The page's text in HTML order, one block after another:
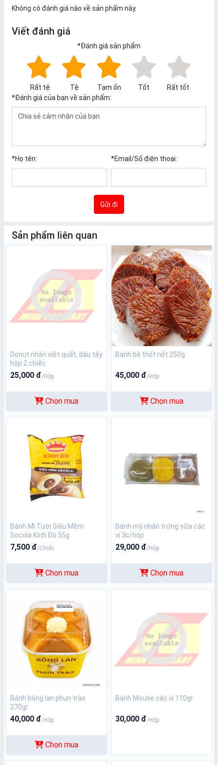
Không có đánh giá nào về sản phẩm này.
Viết đánh giá
*Đánh giá sản phẩm
Rất tệ Tệ Tạm ổn Tốt
Rất tốt
*Đánh giá của bạn về sản phẩm:
*Họ tên: *Email/Số điện thoại:
Gửi đi
Sản phẩm liên quan
Donut nhân việt quất, dâu tây
hộp 2 chiếc
25,000 đ/Hộp
Chọn mua
Bánh bò thốt nốt 250g
45,000 đ/Hộp
Chọn mua
Bánh Mì Tươi Siêu Mềm
Socola Kinh Đô 55g
7,500 đ/Chiếc
Chọn mua
Bánh mỳ nhân trứng sữa các
vị 3c/hộp
29,000 đ/Hộp
Chọn mua
Bánh bông lan phun trào
270gr
40,000 đ/Hộp
Chọn mua
Bánh Mouse các vị 110gr
30,000 đ/Hộp